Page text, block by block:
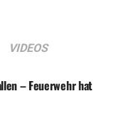
VIDEOS
– Feuerwehr hat